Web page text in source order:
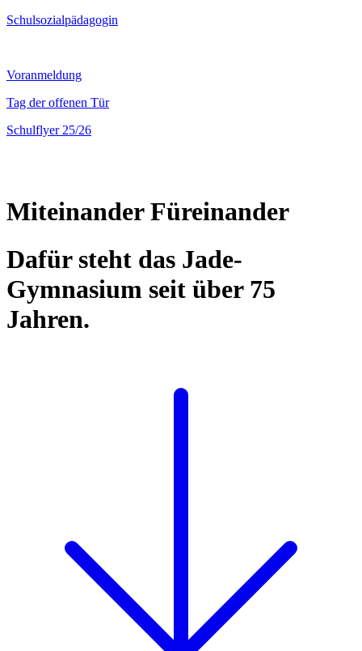
Schulsozialpädagogin
Voranmeldung
Tag der offenen Tür
Schulflyer 25/26
Miteinander Füreinander
Dafür steht das Jade-
Gymnasium seit über 75
Jahren.